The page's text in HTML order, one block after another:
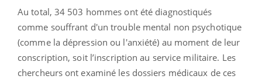
Au total, 34 503 hommes ont été diagnostiqués
comme souffrant d'un trouble mental non psychotique
(comme la dépression ou l'anxiété) au moment de leur
conscription, soit l’inscription au service militaire. Les
chercheurs ont examiné les dossiers médicaux de ces